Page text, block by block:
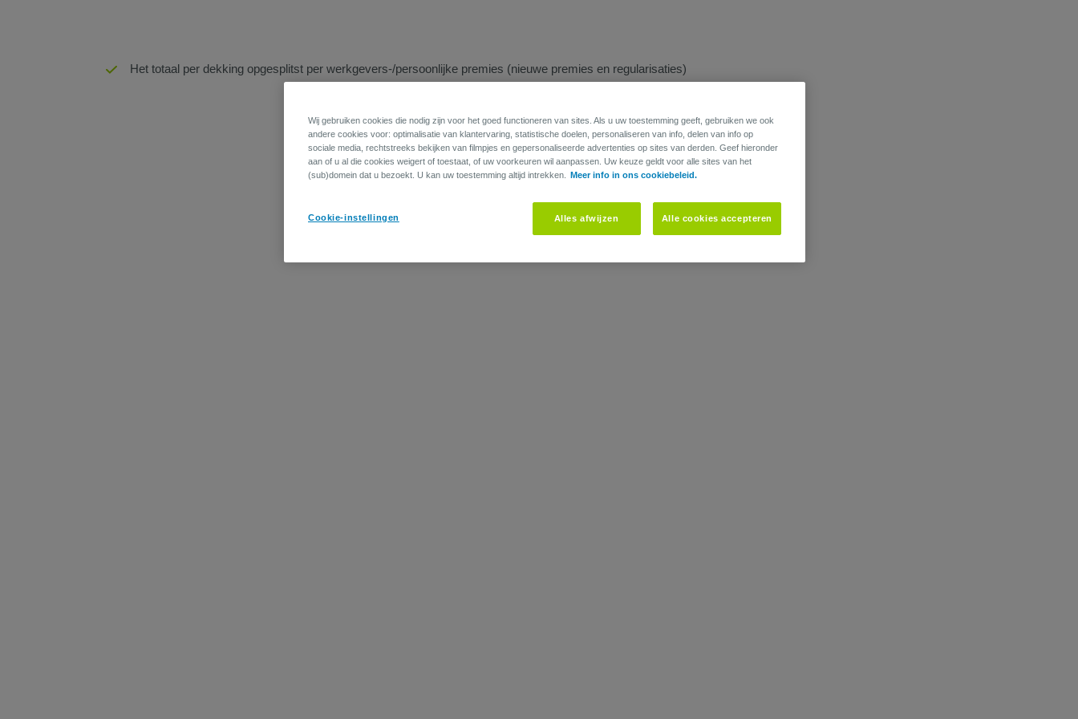
Het totaal per dekking opgesplitst per werkgevers-/persoonlijke premies (nieuwe premies en regularisaties)
Wij gebruiken cookies die nodig zijn voor het goed functioneren van sites. Als u uw toestemming geeft, gebruiken we ook
andere cookies voor: optimalisatie van klantervaring, statistische doelen, personaliseren van info, delen van info op
sociale media, rechtstreeks bekijken van filmpjes en gepersonaliseerde advertenties op sites van derden. Geef hieronder
aan of u al die cookies weigert of toestaat, of uw voorkeuren wil aanpassen. Uw keuze geldt voor alle sites van het
(sub)domein dat u bezoekt. U kan uw toestemming altijd intrekken.
Meer info in ons cookiebeleid.
Cookie-instellingen Alles afwijzen Alle cookies accepteren